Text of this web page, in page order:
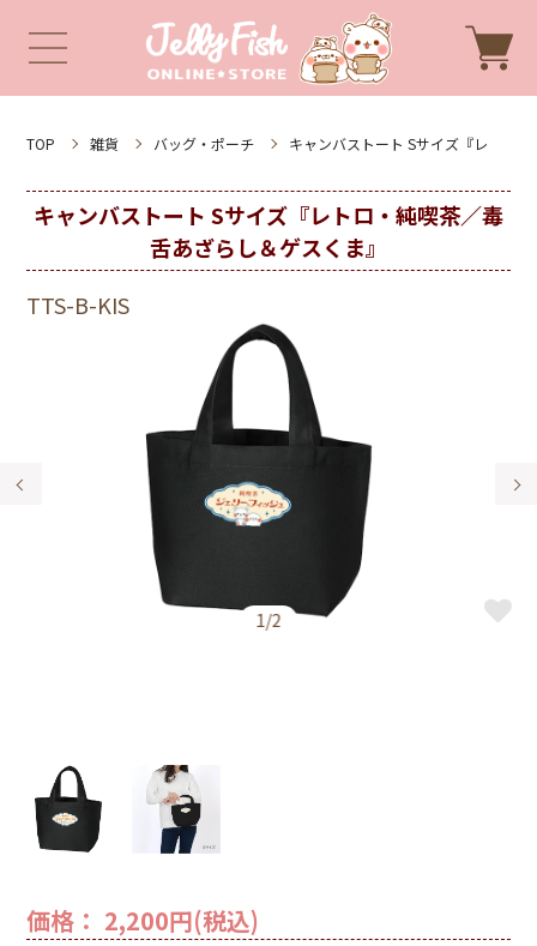
TOP 雑貨 バッグ・ポーチ キャンバストート Sサイズ『レ
キャンバストート Sサイズ『レトロ・純喫茶／毒
舌あざらし＆ゲスくま』
TTS-B-KIS
1/2
価格： 2,200円(税込)